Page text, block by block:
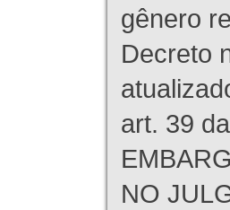
gênero
Decreto
art. 39
NO